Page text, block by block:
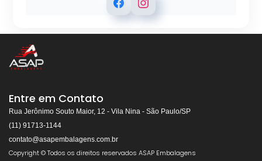
Respondemos rapidamente
👋Olá! Bem-vindo!
Entre em Contato
Rua Jerônimo Souto Maior, 12 - Vila Nina - São Paulo/SP
(11) 91713-1144
contato@asapembalagens.com.br
Copyright © Todos os direitos reservados ASAP Embalagens